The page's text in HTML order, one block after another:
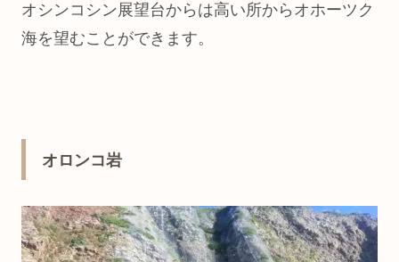
オシンコシン展望台からは高い所からオホーツク
海を望むことができます。
オロンコ岩